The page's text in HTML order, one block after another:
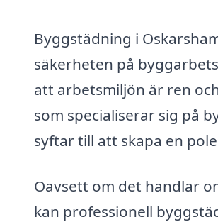
Byggstädning i
säkerheten på
att arbetsmiljön är ren
som specialiserar sig på
syftar till att skapa en
Oavsett om det handlar
kan professionell